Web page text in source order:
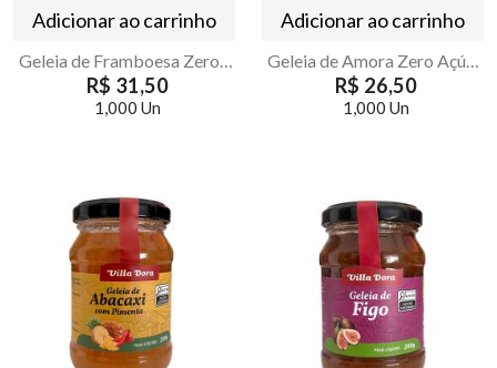
Adicionar ao carrinho
R$ 31,50
1,000 Un
Adicionar ao carrinho
R$ 26,50
1,000 Un